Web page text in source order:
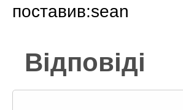
поставив:sean
Відповіді